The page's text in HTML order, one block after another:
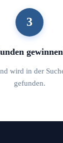
3
wird in der
gefunden.